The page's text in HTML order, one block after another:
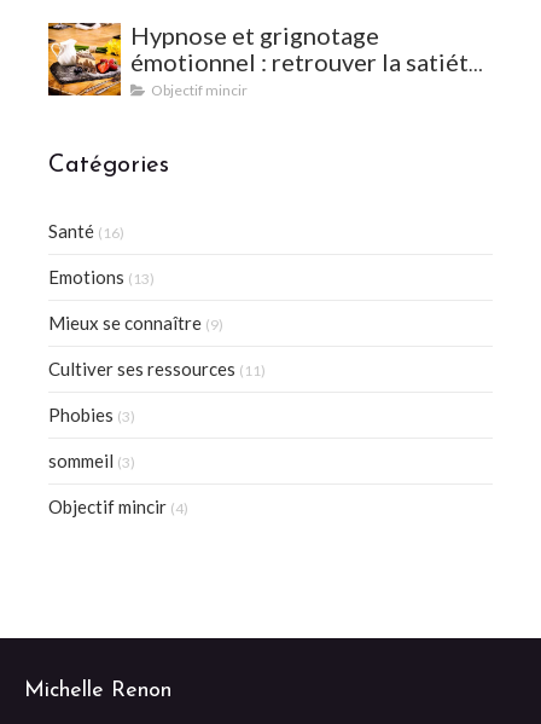
Hypnose et grignotage
émotionnel : retrouver la satiété
et l'équilibre
Objectif mincir
Catégories
Santé (16)
Emotions (13)
Mieux se connaître (9)
Cultiver ses ressources (11)
Phobies (3)
sommeil (3)
Objectif mincir (4)
Michelle Renon